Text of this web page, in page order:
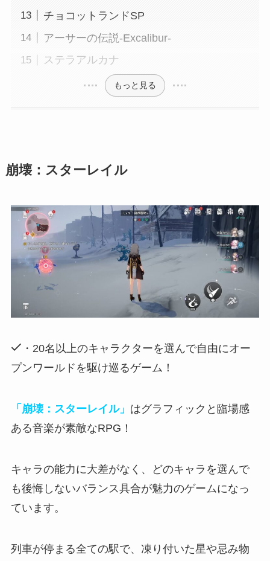
チョコットランドSP
アーサーの伝説-Excalibur-
ステラアルカナ
もっと見る
崩壊：スターレイル
・20名以上のキャラクターを選んで自由にオー
プンワールドを駆け巡るゲーム！
「崩壊：スターレイル」 はグラフィックと臨場感
ある音楽が素敵なRPG！
キャラの能力に大差がなく、
どのキャラを選んで
も後悔しないバランス具合が魅力のゲームになっ
ています。
列車が停まる全ての駅で、 凍り付いた星や忌み物